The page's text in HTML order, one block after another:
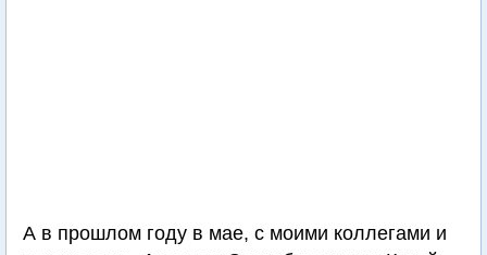
А в прошлом году в мае, с моими коллегами и